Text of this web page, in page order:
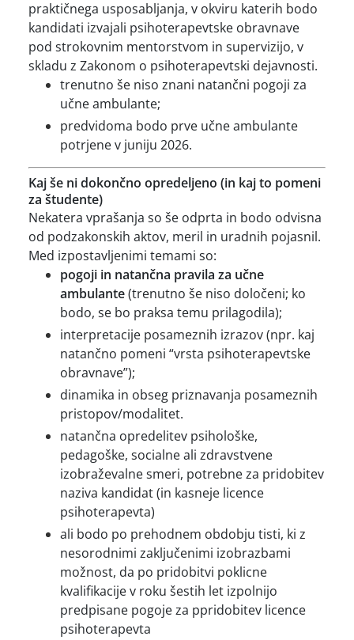
praktičnega usposabljanja, v okviru katerih bodo
kandidati izvajali psihoterapevtske obravnave
pod strokovnim mentorstvom in supervizijo, v
skladu z Zakonom o psihoterapevtski dejavnosti.
trenutno še niso znani natančni pogoji za
učne ambulante;
predvidoma bodo prve učne ambulante
potrjene v juniju 2026.
Kaj še ni dokončno opredeljeno (in kaj to pomeni
za študente)
Nekatera vprašanja so še odprta in bodo odvisna
od podzakonskih aktov, meril in uradnih pojasnil.
Med izpostavljenimi temami so:
pogoji in natančna pravila za učne
ambulante(trenutno še niso določeni; ko
bodo, se bo praksa temu prilagodila);
interpretacije posameznih izrazov (npr. kaj
natančno pomeni “vrsta psihoterapevtske
obravnave”);
dinamika in obseg priznavanja posameznih
pristopov/modalitet.
natančna opredelitev psihološke,
pedagoške, socialne ali zdravstvene
izobraževalne smeri, potrebne za pridobitev
naziva kandidat (in kasneje licence
psihoterapevta)
ali bodo po prehodnem obdobju tisti, ki z
nesorodnimi zaključenimi izobrazbami
možnost, da po pridobitvi poklicne
kvalifikacije v roku šestih let izpolnijo
predpisane pogoje za ppridobitev licence
psihoterapevta